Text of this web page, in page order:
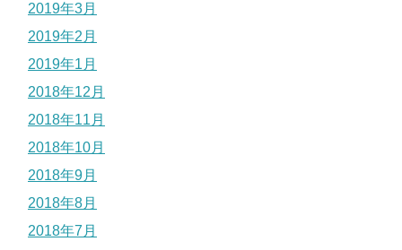
2019年3月
2019年2月
2019年1月
2018年12月
2018年11月
2018年10月
2018年9月
2018年8月
2018年7月